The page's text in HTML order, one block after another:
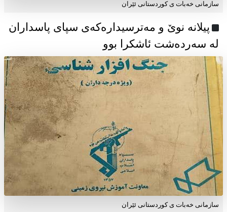
سازمانی خەبات ی كوردستانی ئێران
پیلانە نوێ و مەترسیدارەکەی سپای پاسداران
لە سەردەشت ئاشکرا بوو
سازمانی خەبات ی كوردستانی ئێران